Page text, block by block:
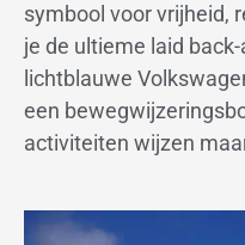
symbool voor vrijheid,
je de ultieme laid
lichtblauwe
een
activiteiten wijzen